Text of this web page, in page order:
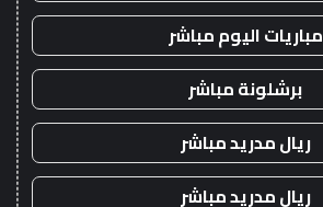
مباريات اليوم مباشر
برشلونة مباشر
ريال مدريد مباشر
ريال مدريد مباشر